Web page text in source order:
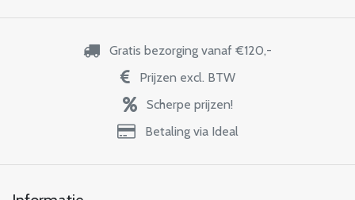
Gratis bezorging vanaf €120,-
Prijzen excl. BTW
Scherpe prijzen!
Betaling via Ideal